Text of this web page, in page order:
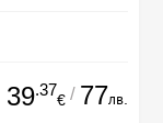
39.37
€ / 77лв.